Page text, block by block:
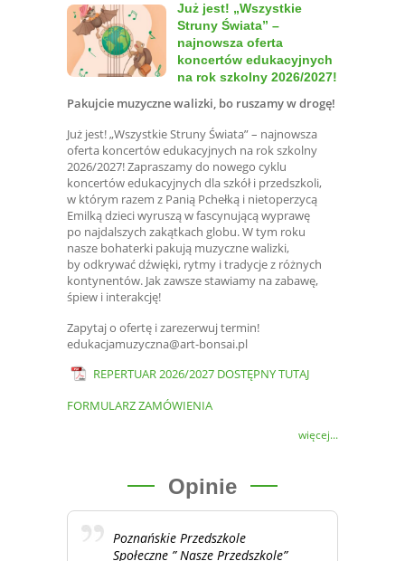
Już jest! „Wszystkie
Struny Świata” –
najnowsza oferta
koncertów edukacyjnych
na rok szkolny 2026/2027!
Pakujcie muzyczne walizki, bo ruszamy w drogę!
Już jest! „Wszystkie Struny Świata” – najnowsza
oferta koncertów edukacyjnych na rok szkolny
2026/2027! Zapraszamy do nowego cyklu
koncertów edukacyjnych dla szkół i przedszkoli,
w którym razem z Panią Pchełką i nietoperzycą
Emilką dzieci wyruszą w fascynującą wyprawę
po najdalszych zakątkach globu. W tym roku
nasze bohaterki pakują muzyczne walizki,
by odkrywać dźwięki, rytmy i tradycje z różnych
kontynentów. Jak zawsze stawiamy na zabawę,
śpiew i interakcję!
Zapytaj o ofertę i zarezerwuj termin!
edukacjamuzyczna@art-bonsai.pl
REPERTUAR 2026/2027 DOSTĘPNY TUTAJ
FORMULARZ ZAMÓWIENIA
więcej...
Opinie
Poznańskie Przedszkole
Społeczne ” Nasze Przedszkole”